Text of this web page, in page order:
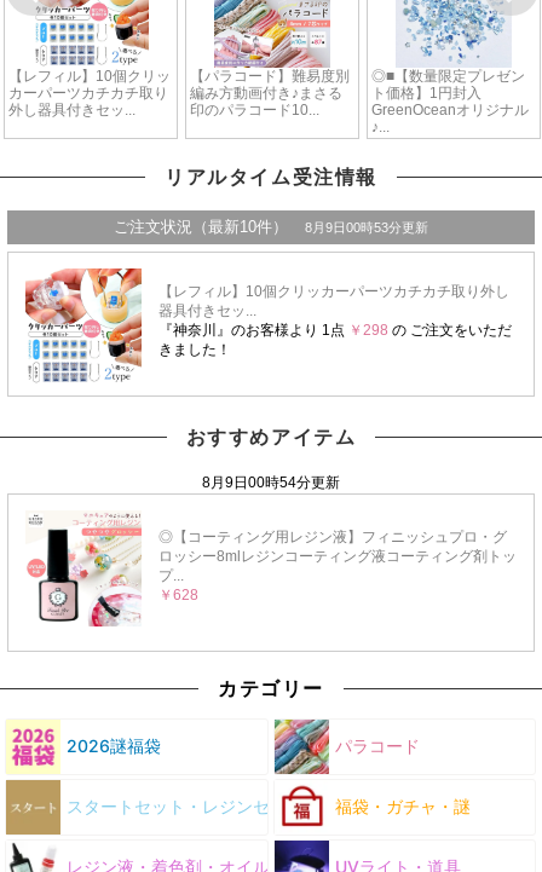
リアルタイム受注情報
おすすめアイテム
カテゴリー
2026謎福袋 パラコード
スタートセット・レジンセット 福袋・ガチャ・謎
レジン液・着色剤・オイル UVライト・道具